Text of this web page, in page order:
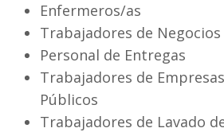
Enfermeros/as
Trabajadores de
Personal de Entregas
Trabajadores de
Públicos
Trabajadores de Lavado